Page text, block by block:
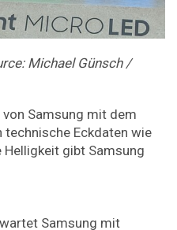
Michael Günsch /
Samsung mit dem
technische Eckdaten wie
gibt Samsung
Samsung mit